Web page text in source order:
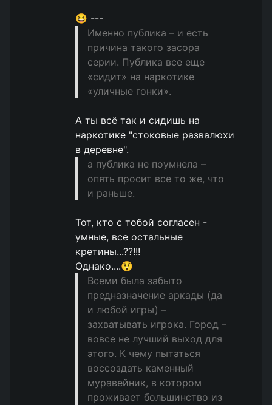
😆 ---
Именно публика – и есть
причина такого засора
серии. Публика все еще
«сидит» на наркотике
«уличные гонки».
А ты всё так и сидишь на
наркотике "стоковые развалюхи
в деревне".
а публика не поумнела –
опять просит все то же, что
и раньше.
Тот, кто с тобой согласен -
умные, все остальные
кретины...??!!!
Однако....😲
Всеми была забыто
предназначение аркады (да
и любой игры) –
захватывать игрока. Город –
вовсе не лучший выход для
этого. К чему пытаться
воссоздать каменный
муравейник, в котором
проживает большинство из